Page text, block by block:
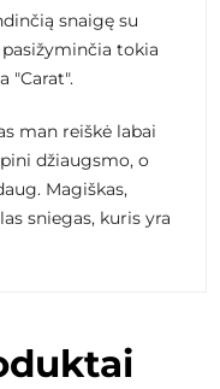
snaigę su
tokia
"Carat".
man reiškė labai
džiaugsmo, o
Magiškas,
sniegas, kuris yra